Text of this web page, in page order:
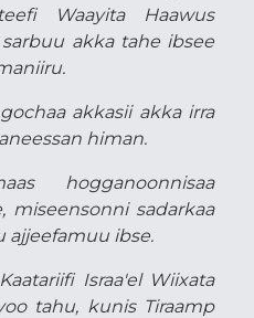
Waayita Haawus
akka tahe ibsee
akkasii akka irra
himan.
hogganoonnisaa
sadarkaa
ajjeefamuu ibse.
Israa'el Wiixata
tahu, kunis Tiraamp